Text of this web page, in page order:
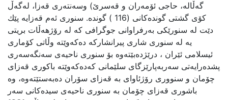
گەڵالە، حاجی ئۆمەران و قەسرێ‌) وسەنتەری قەزا، لەگەڵ
كۆی گشتی گوندەكانی (116 ) گونده‌. سنوری ئەم قەزایە پێك
دێت لە سنورێكی بەرفراوانی جوگرافی كە لە رۆژهەڵات بریتی
یە لە سنوری شاری پیرانشارکه‌ ده‌که‌وێته‌ وڵاتی كۆماری
ئیسلامی ئێران ، درێژدەبێتەوە بۆ سنوری ناحیەی سەنگەسەری
پشدەرایەتی سەربەپارێزگای سلێمانی كەدەكەوێتە باكوری قەزای
چۆمان و سنووری رۆژئاوای بە قەزای سۆران دەبەستێتەوە، وە
باشوری قەزای چۆمان بە سنوری ناحیەی سیدەكانی سەر